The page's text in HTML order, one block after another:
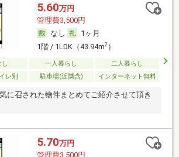
5.60万円
管理費3,500円
なし
1ヶ月
1階 / 1LDK（43.94m2）
一人暮らし
二人暮らし
レ別
駐車場(近隣含) インターネット無料
に召された物件まとめてご紹介させて頂き
5.70万円
管理費3,500円